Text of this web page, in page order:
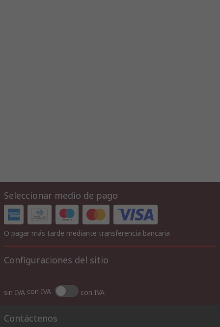
Seleccionar medio de pago
O pagar más tarde mediante transferencia bancaria
Configuraciones del sitio
sin IVA con IVA con IVA
Contáctenos